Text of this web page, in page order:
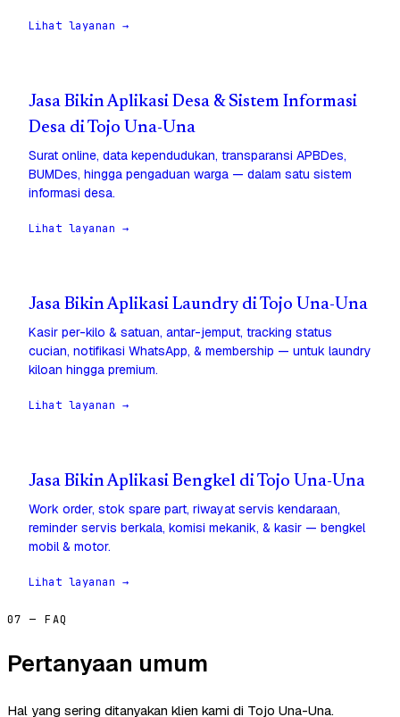
Lihat layanan →
Jasa Bikin Aplikasi Desa & Sistem Informasi
Desa di Tojo Una-Una
Surat online, data kependudukan, transparansi APBDes,
BUMDes, hingga pengaduan warga — dalam satu sistem
informasi desa.
Lihat layanan →
Jasa Bikin Aplikasi Laundry di Tojo Una-Una
Kasir per-kilo & satuan, antar-jemput, tracking status
cucian, notifikasi WhatsApp, & membership — untuk laundry
kiloan hingga premium.
Lihat layanan →
Jasa Bikin Aplikasi Bengkel di Tojo Una-Una
Work order, stok spare part, riwayat servis kendaraan,
reminder servis berkala, komisi mekanik, & kasir — bengkel
mobil & motor.
Lihat layanan →
07 — FAQ
Pertanyaan umum
Hal yang sering ditanyakan klien kami di Tojo Una-Una.